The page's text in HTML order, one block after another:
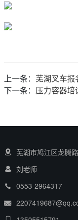
上一条： 芜湖叉车报
下一条： 压力容器
芜湖市鸠江区龙腾
刘老师
0553-2964317